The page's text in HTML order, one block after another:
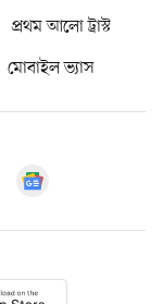
প্রথম আলো ট্রাস্ট
মোবাইল ভ্যাস